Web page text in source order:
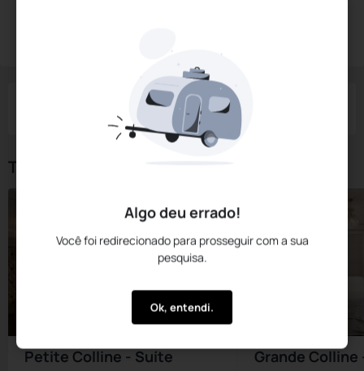
Algo deu errado!
Você foi redirecionado para prosseguir com a sua
pesquisa.
Ok, entendi.
Check-out
07 Ago
Noites
1
Quartos
1
Hóspedes
Tipos de Quarto
Petite Colline - Suíte
Grande